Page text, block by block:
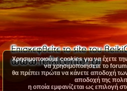
Χρησιμοποιούμε cookies για να έχετε
να χρησιμοποιήσετε το
θα πρέπει πρώτα να κάνετε αποδοχή
αποδοχή της
η οποία εμφανίζεται ως επιλογή